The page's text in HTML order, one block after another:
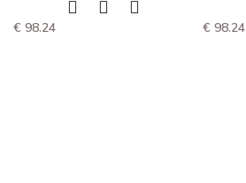
€ 98.24 € 98.24